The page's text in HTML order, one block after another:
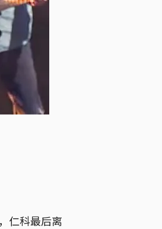
仁科最后离